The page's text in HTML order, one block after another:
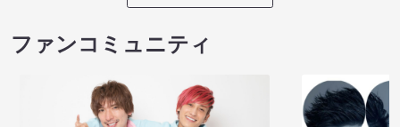
ファンコミュニティ